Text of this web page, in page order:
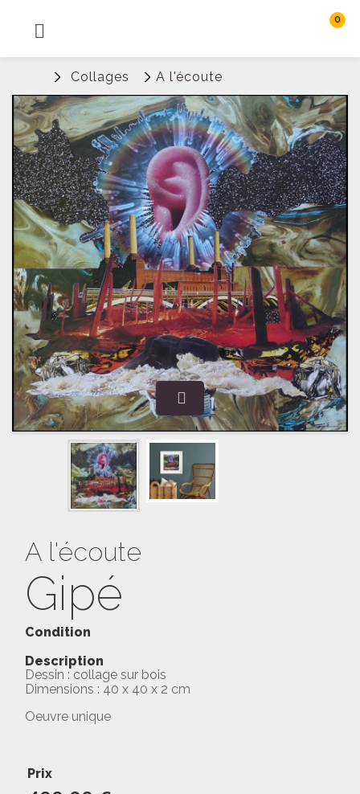
MENU
0
Collages A l'écoute
A l'écoute
Gipé
Condition
Description
Dessin : collage sur bois
Dimensions : 40 x 40 x 2 cm
Oeuvre unique
Prix